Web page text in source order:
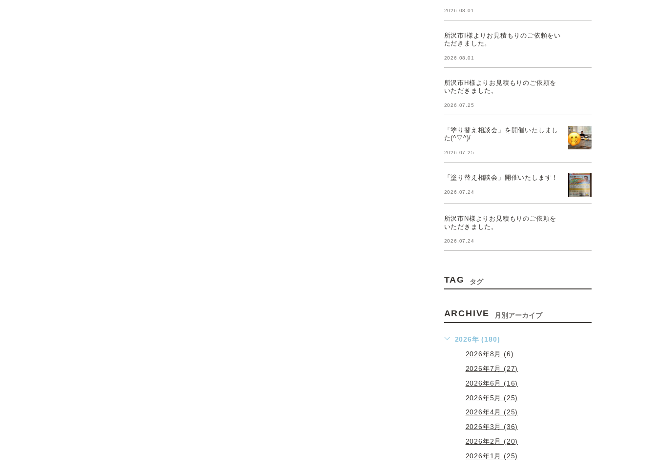
2026.08.01
所沢市I様よりお見積もりのご依頼をい
ただきました。
2026.08.01
所沢市H様よりお見積もりのご依頼を
いただきました。
2026.07.25
「塗り替え相談会」を開催いたしまし
た(^▽^)/
2026.07.25
「塗り替え相談会」開催いたします！
2026.07.24
所沢市N様よりお見積もりのご依頼を
いただきました。
2026.07.24
TAG タグ
ARCHIVE 月別アーカイブ
2026年 (180)
2026年8月 (6)
2026年7月 (27)
2026年6月 (16)
2026年5月 (25)
2026年4月 (25)
2026年3月 (36)
2026年2月 (20)
2026年1月 (25)